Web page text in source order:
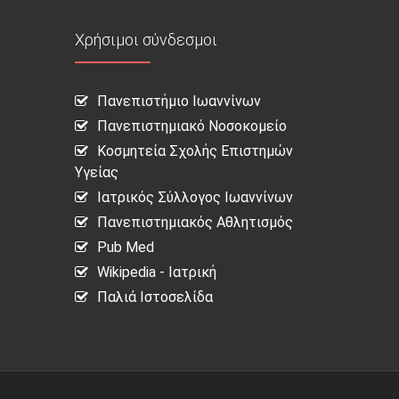
Χρήσιμοι σύνδεσμοι
Πανεπιστήμιο Ιωαννίνων
Πανεπιστημιακό Νοσοκομείο
Κοσμητεία Σχολής Επιστημών
Υγείας
Ιατρικός Σύλλογος Ιωαννίνων
Πανεπιστημιακός Αθλητισμός
Pub Med
Wikipedia - Ιατρική
Παλιά Ιστοσελίδα